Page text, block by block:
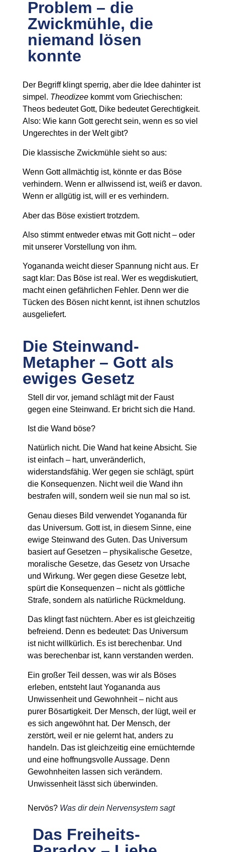
Problem – die
Zwickmühle, die
niemand lösen
konnte
Der Begriff klingt sperrig, aber die Idee dahinter ist
simpel. Theodizee kommt vom Griechischen:
Theos bedeutet Gott, Dike bedeutet Gerechtigkeit.
Also: Wie kann Gott gerecht sein, wenn es so viel
Ungerechtes in der Welt gibt?
Die klassische Zwickmühle sieht so aus:
Wenn Gott allmächtig ist, könnte er das Böse
verhindern. Wenn er allwissend ist, weiß er davon.
Wenn er allgütig ist, will er es verhindern.
Aber das Böse existiert trotzdem.
Also stimmt entweder etwas mit Gott nicht – oder
mit unserer Vorstellung von ihm.
Yogananda weicht dieser Spannung nicht aus. Er
sagt klar: Das Böse ist real. Wer es wegdiskutiert,
macht einen gefährlichen Fehler. Denn wer die
Tücken des Bösen nicht kennt, ist ihnen schutzlos
ausgeliefert.
Die Steinwand-
Metapher – Gott als
ewiges Gesetz
Stell dir vor, jemand schlägt mit der Faust
gegen eine Steinwand. Er bricht sich die Hand.
Ist die Wand böse?
Natürlich nicht. Die Wand hat keine Absicht. Sie
ist einfach – hart, unveränderlich,
widerstandsfähig. Wer gegen sie schlägt, spürt
die Konsequenzen. Nicht weil die Wand ihn
bestrafen will, sondern weil sie nun mal so ist.
Genau dieses Bild verwendet Yogananda für
das Universum. Gott ist, in diesem Sinne, eine
ewige Steinwand des Guten. Das Universum
basiert auf Gesetzen – physikalische Gesetze,
moralische Gesetze, das Gesetz von Ursache
und Wirkung. Wer gegen diese Gesetze lebt,
spürt die Konsequenzen – nicht als göttliche
Strafe, sondern als natürliche Rückmeldung.
Das klingt fast nüchtern. Aber es ist gleichzeitig
befreiend. Denn es bedeutet: Das Universum
ist nicht willkürlich. Es ist berechenbar. Und
was berechenbar ist, kann verstanden werden.
Ein großer Teil dessen, was wir als Böses
erleben, entsteht laut Yogananda aus
Unwissenheit und Gewohnheit– nicht aus
purer Bösartigkeit. Der Mensch, der lügt, weil er
es sich angewöhnt hat. Der Mensch, der
zerstört, weil er nie gelernt hat, anders zu
handeln. Das ist gleichzeitig eine ernüchternde
und eine hoffnungsvolle Aussage. Denn
Gewohnheiten lassen sich verändern.
Unwissenheit lässt sich überwinden.
Nervös? Was dir dein Nervensystem sagt
Das Freiheits-